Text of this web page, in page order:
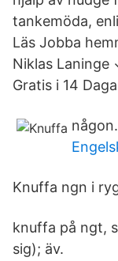
tankemöda,
Läs Jobba
Niklas Laninge
Gratis i 14
någon.
Knuffa ngn i
knuffa på ngt,
sig); äv.